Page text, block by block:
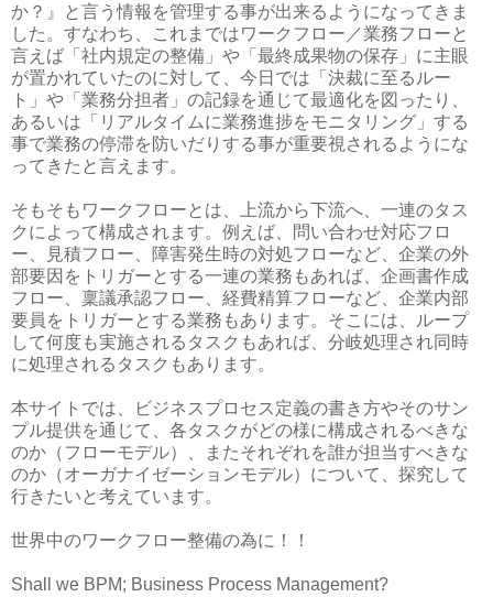
か？』と言う情報を管理する事が出来るようになってきま
した。すなわち、これまではワークフロー／業務フローと
言えば「社内規定の整備」や「最終成果物の保存」に主眼
が置かれていたのに対して、今日では「決裁に至るルー
ト」や「業務分担者」の記録を通じて最適化を図ったり、
あるいは「リアルタイムに業務進捗をモニタリング」する
事で業務の停滞を防いだりする事が重要視されるようにな
ってきたと言えます。
そもそもワークフローとは、上流から下流へ、一連のタス
クによって構成されます。例えば、問い合わせ対応フロ
ー、見積フロー、障害発生時の対処フローなど、企業の外
部要因をトリガーとする一連の業務もあれば、企画書作成
フロー、稟議承認フロー、経費精算フローなど、企業内部
要員をトリガーとする業務もあります。そこには、ループ
して何度も実施されるタスクもあれば、分岐処理され同時
に処理されるタスクもあります。
本サイトでは、ビジネスプロセス定義の書き方やそのサン
プル提供を通じて、各タスクがどの様に構成されるべきな
のか（フローモデル）、またそれぞれを誰が担当すべきな
のか（オーガナイゼーションモデル）について、探究して
行きたいと考えています。
世界中のワークフロー整備の為に！！
Shall we BPM; Business Process Management?